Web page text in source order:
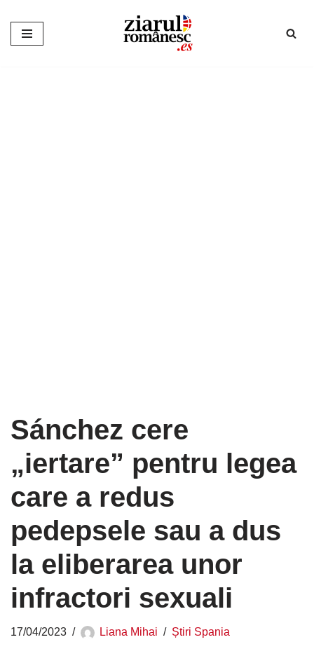
Sari
Sánchez cere
„iertare” pentru legea
care a redus
pedepsele sau a dus
la eliberarea unor
infractori sexuali
17/04/2023 Liana Mihai Știri Spania